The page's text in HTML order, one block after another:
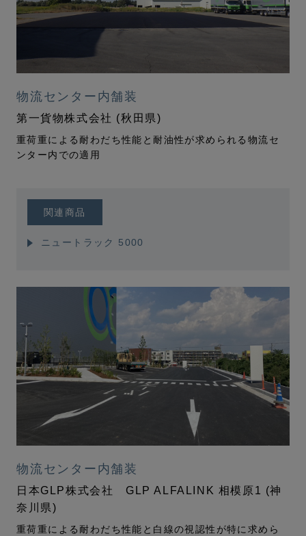
物流センター内舗装
第一貨物株式会社 (秋田県)
重荷重による耐わだち性能と耐油性が求められる物流セ
ンター内での適用
関連商品
ニュートラック 5000
物流センター内舗装
日本GLP株式会社 GLP ALFALINK 相模原1 (神
奈川県)
重荷重による耐わだち性能と白線の視認性が特に求めら